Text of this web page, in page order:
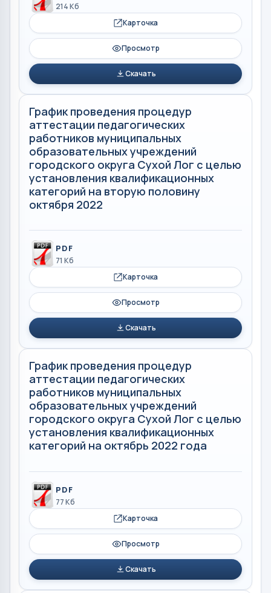
214 Кб
Карточка
Просмотр
Скачать
График проведения процедур
аттестации педагогических
работников муниципальных
образовательных учреждений
городского округа Сухой Лог с целью
установления квалификационных
категорий на вторую половину
октября 2022
PDF
71 Кб
Карточка
Просмотр
Скачать
График проведения процедур
аттестации педагогических
работников муниципальных
образовательных учреждений
городского округа Сухой Лог с целью
установления квалификационных
категорий на октябрь 2022 года
PDF
77 Кб
Карточка
Просмотр
Скачать